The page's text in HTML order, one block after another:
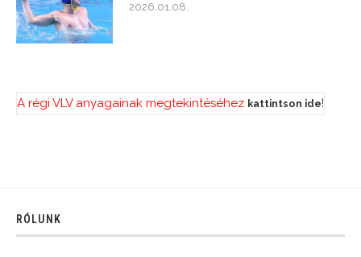
2026.01.08.
A régi VLV anyagainak megtekintéséhez kattintson ide!
RÓLUNK